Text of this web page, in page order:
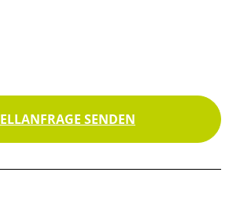
SENDEN